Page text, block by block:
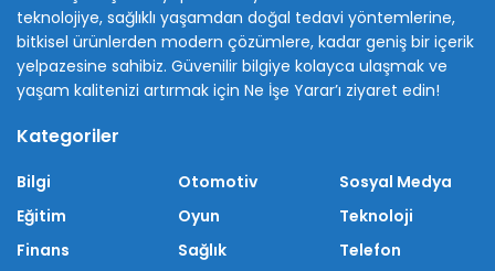
teknolojiye, sağlıklı yaşamdan doğal tedavi yöntemlerine,
bitkisel ürünlerden modern çözümlere, kadar geniş bir içerik
yelpazesine sahibiz. Güvenilir bilgiye kolayca ulaşmak ve
yaşam kalitenizi artırmak için Ne İşe Yarar’ı ziyaret edin!
Kategoriler
Bilgi
Eğitim
Finans
Otomotiv
Oyun
Sağlık
Sosyal Medya
Teknoloji
Telefon